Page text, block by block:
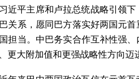
近平主席和卢拉总统战略引领
关系，愿同巴方落实好两国元
担当。中巴务实合作互补性强
更大附加值和更强战略性方向迈